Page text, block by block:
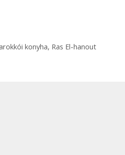
konyha, Ras El-hanout